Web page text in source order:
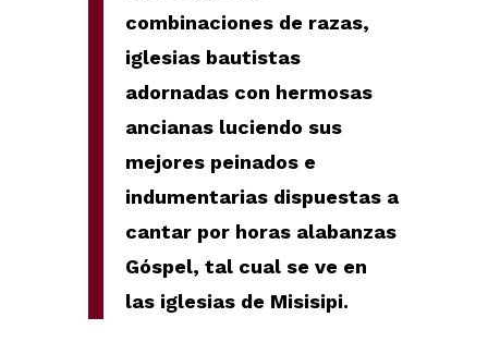
combinaciones de razas,
iglesias bautistas
adornadas con hermosas
ancianas luciendo sus
mejores peinados e
indumentarias dispuestas a
cantar por horas alabanzas
Góspel, tal cual se ve en
las iglesias de Misisipi.